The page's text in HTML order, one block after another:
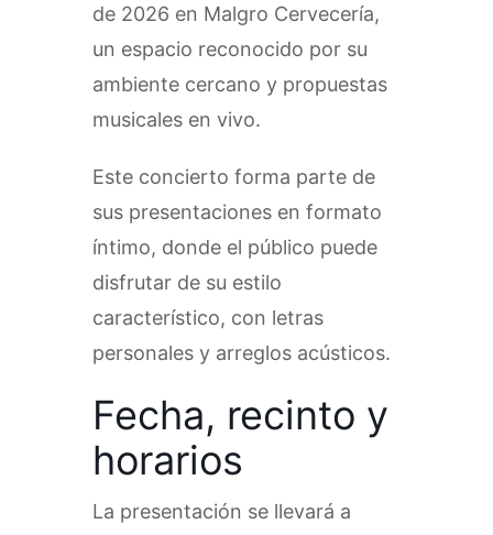
de 2026 en Malgro Cervecería,
un espacio reconocido por su
ambiente cercano y propuestas
musicales en vivo.
Este concierto forma parte de
sus presentaciones en formato
íntimo, donde el público puede
disfrutar de su estilo
característico, con letras
personales y arreglos acústicos.
Fecha, recinto y
horarios
La presentación se llevará a